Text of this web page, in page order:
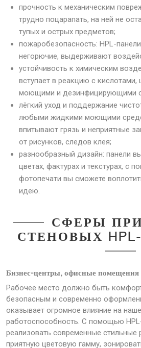
прочность к механическим
трудно поцарапать, на ней не
тупых и острых предметов;
пожаробезопасность: HPL-
негорючие, выдерживают
устойчивость к химическим
вступает в реакцию с
моющими и дезинфицирующими
лёгкий уход и поддержание
любыми жидкими моющими
впитывают грязь и неприятные
от рисунков, следов клея;
разнообразный дизайн: панели
цветах, фактурах и текстурах, с
фотопечати вы сможете
идею.
СФЕРЫ
СТЕНОВЫХ
Бизнес-центры, офисные помещения
Рабочее место должно быть
безопасным и современно
оказывает огромное влияние на
работоспособность. С помощью
реализовать современные стильные
приятную цветовую гамму,